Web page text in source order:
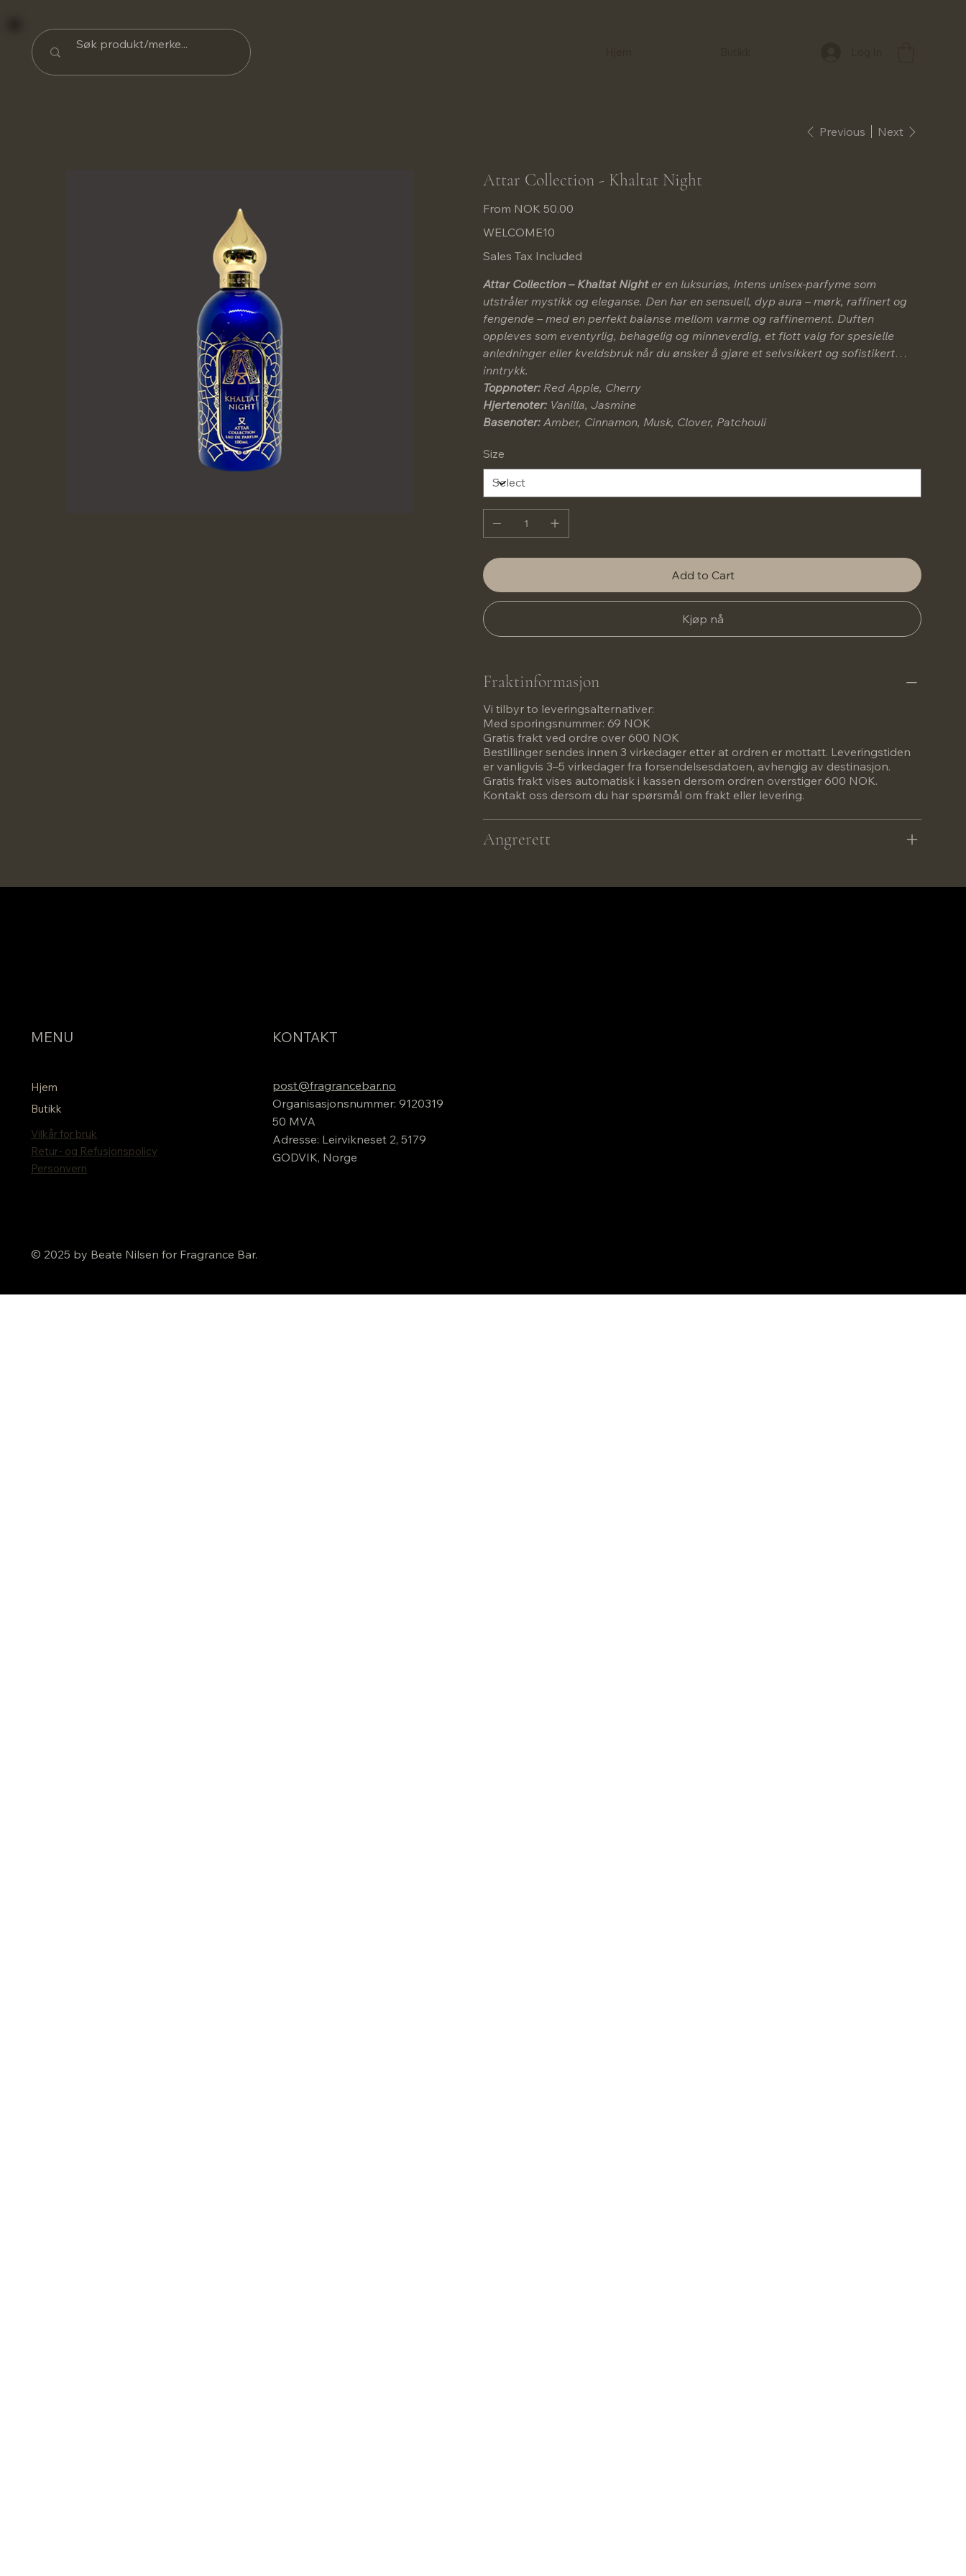
Previous Next
Attar Collection - Khaltat Night
From NOK 50.00
WELCOME10
Sales Tax Included
Attar Collection – Khaltat Nighter en luksuriøs, intens unisex-parfyme som
utstråler mystikk og eleganse. Den har en sensuell, dyp aura – mørk, raffinert og
fengende – med en perfekt balanse mellom varme og raffinement. Duften
oppleves som eventyrlig, behagelig og minneverdig, et flott valg for spesielle
anledninger eller kveldsbruk når du ønsker å gjøre et selvsikkert og sofistikert
inntrykk.
Toppnoter: Red Apple, Cherry
Hjertenoter: Vanilla, Jasmine
Basenoter: Amber, Cinnamon, Musk, Clover, Patchouli
Size
Add to Cart
Kjøp nå
Fraktinformasjon
Vi tilbyr to leveringsalternativer:
Med sporingsnummer: 69 NOK
Gratis frakt ved ordre over 600 NOK
Bestillinger sendes innen 3 virkedager etter at ordren er mottatt. Leveringstiden
er vanligvis 3–5 virkedager fra forsendelsesdatoen, avhengig av destinasjon.
Gratis frakt vises automatisk i kassen dersom ordren overstiger 600 NOK.
Kontakt oss dersom du har spørsmål om frakt eller levering.
Angrerett
MENU
Hjem
Butikk
Vilkår for bruk
Retur- og Refusjonspolicy
Personvern
KONTAKT
post@fragrancebar.no
Organisasjonsnummer: 9120319
50 MVA
Adresse: Leirvikneset 2, 5179
GODVIK, Norge
© 2025 by Beate Nilsen for Fragrance Bar.